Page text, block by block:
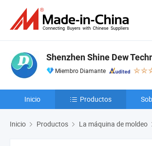
Shenzhen Shine Dew
Miembro Diamante
Inicio Productos
Inicio Productos La máquina de moldeo